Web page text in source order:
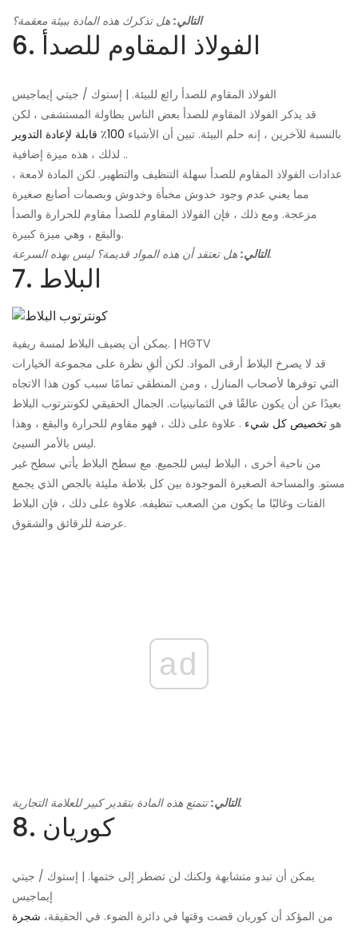
التالي: هل تذكرك هذه المادة ببيئة معقمة؟
6. الفولاذ المقاوم للصدأ
الفولاذ المقاوم للصدأ رائع للبيئة. | إستوك / جيتي إيماجيس
قد يذكر الفولاذ المقاوم للصدأ بعض الناس بطاولة المستشفى ، لكن
بالنسبة للآخرين ، إنه حلم البيئة. تبين أن الأشياء 100٪ قابلة لإعادة التدوير
. لذلك ، هذه ميزة إضافية.
عدادات الفولاذ المقاوم للصدأ سهلة التنظيف والتطهير. لكن المادة لامعة ،
مما يعني عدم وجود خدوش مخبأة وخدوش وبصمات أصابع صغيرة
مزعجة. ومع ذلك ، فإن الفولاذ المقاوم للصدأ مقاوم للحرارة والصدأ
والبقع ، وهي ميزة كبيرة.
التالي:هل تعتقد أن هذه المواد قديمة؟ ليس بهذه السرعة.
7. البلاط
يمكن أن يضيف البلاط لمسة ريفية. | HGTV
قد لا يصرخ البلاط أرقى المواد. لكن ألقِ نظرة على مجموعة الخيارات
التي توفرها لأصحاب المنازل ، ومن المنطقي تمامًا سبب كون هذا الاتجاه
بعيدًا عن أن يكون عالقًا في الثمانينيات. الجمال الحقيقي لكونترتوب البلاط
هو تخصيص كل شيء . علاوة على ذلك ، فهو مقاوم للحرارة والبقع ، وهذا
ليس بالأمر السيئ.
من ناحية أخرى ، البلاط ليس للجميع. مع سطح البلاط يأتي سطح غير
مستو. والمساحة الصغيرة الموجودة بين كل بلاطة مليئة بالجص الذي يجمع
الفتات وغالبًا ما يكون من الصعب تنظيفه. علاوة على ذلك ، فإن البلاط
عرضة للرقائق والشقوق.
ad
التالي:تتمتع هذه المادة بتقدير كبير للعلامة التجارية.
8. كوريان
يمكن أن تبدو متشابهة ولكنك لن تضطر إلى ختمها. | إستوك / جيتي
إيماجيس
من المؤكد أن كوريان قضت وقتها في دائرة الضوء. في الحقيقة، شجرة